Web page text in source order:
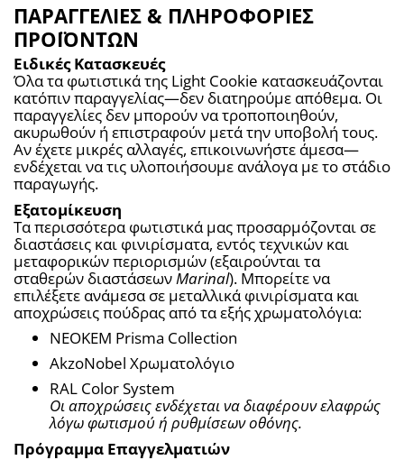
ΠΑΡΑΓΓΕΛΙΕΣ & ΠΛΗΡΟΦΟΡΙΕΣ
ΠΡΟΪΟΝΤΩΝ
Ειδικές Κατασκευές
Όλα τα φωτιστικά της Light Cookie κατασκευάζονται
κατόπιν παραγγελίας—δεν διατηρούμε απόθεμα. Οι
παραγγελίες δεν μπορούν να τροποποιηθούν,
ακυρωθούν ή επιστραφούν μετά την υποβολή τους.
Αν έχετε μικρές αλλαγές, επικοινωνήστε άμεσα—
ενδέχεται να τις υλοποιήσουμε ανάλογα με το στάδιο
παραγωγής.
Εξατομίκευση
Τα περισσότερα φωτιστικά μας προσαρμόζονται σε
διαστάσεις και φινιρίσματα, εντός τεχνικών και
μεταφορικών περιορισμών (εξαιρούνται τα
σταθερών διαστάσεων Marinal). Μπορείτε να
επιλέξετε ανάμεσα σε μεταλλικά φινιρίσματα και
αποχρώσεις πούδρας από τα εξής χρωματολόγια:
NEOKEM Prisma Collection
AkzoNobel Χρωματολόγιο
RAL Color System
Οι αποχρώσεις ενδέχεται να διαφέρουν ελαφρώς
λόγω φωτισμού ή ρυθμίσεων οθόνης.
Πρόγραμμα Επαγγελματιών